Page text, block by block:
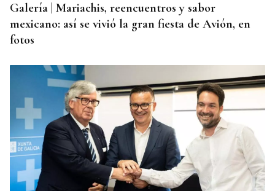
Galería | Mariachis, reencuentros y sabor
mexicano: así se vivió la gran fiesta de Avión, en
fotos